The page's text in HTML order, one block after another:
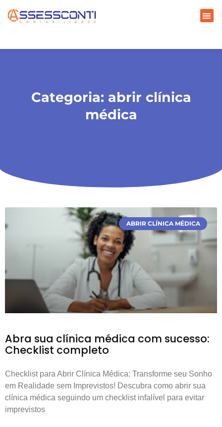
Categoria: abrir clínica
médica
ABRIR CLÍNICA MÉDICA
Abra sua clínica médica com sucesso:
Checklist completo
Checklist para Abrir Clínica Médica: Transforme seu Sonho
em Realidade sem Imprevistos! Descubra como abrir sua
clínica médica seguindo um checklist infalível para evitar
imprevistos